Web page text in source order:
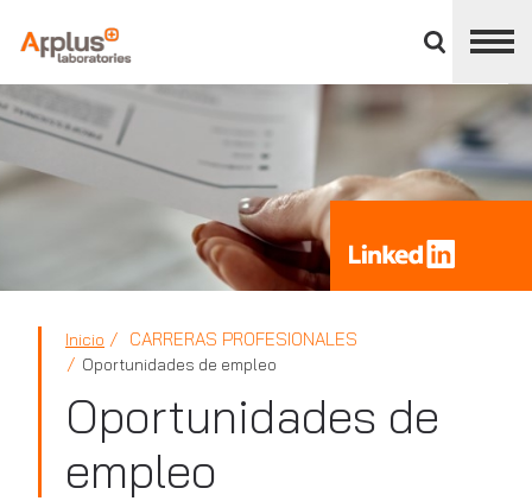
panel
APPLUS+
Inicio CARRERAS PROFESIONALES
Oportunidades de empleo
Oportunidades de
empleo